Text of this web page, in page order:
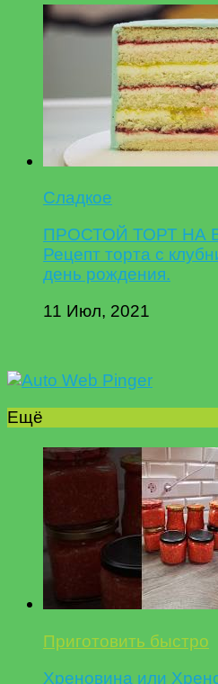
Сладкое
ПРОСТОЙ ТОРТ НА
Рецепт торта с
день рождения.
11 Июл, 2021
Ещё
Приготовить быстро
Хреновина или